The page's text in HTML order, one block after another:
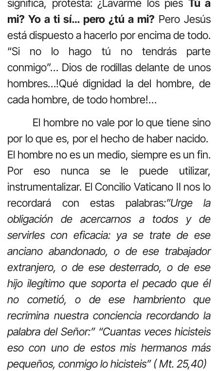
significa, protesta: ¿Lavarme los pies Tú a
mi? Yo a ti sí… pero ¿tú a mi? Pero Jesús
está dispuesto a hacerlo por encima de todo.
“Si no lo hago tú no tendrás parte
conmigo”… Dios de rodillas delante de unos
hombres…!Qué dignidad la del hombre, de
cada hombre, de todo hombre!…
El hombre no vale por lo que tiene sino
por lo que es, por el hecho de haber nacido.
El hombre no es un medio, siempre es un fin.
Por eso nunca se le puede utilizar,
instrumentalizar. El Concilio Vaticano II nos lo
recordará con estas palabras:”Urge la
obligación de acercarnos a todos y de
servirles con eficacia: ya se trate de ese
anciano abandonado, o de ese trabajador
extranjero, o de ese desterrado, o de ese
hijo ilegítimo que soporta el pecado que él
no cometió, o de ese hambriento que
recrimina nuestra conciencia recordando la
palabra del Señor:” “Cuantas veces hicisteis
eso con uno de estos mis hermanos más
pequeños, conmigo lo hicisteis” ( Mt. 25,40)